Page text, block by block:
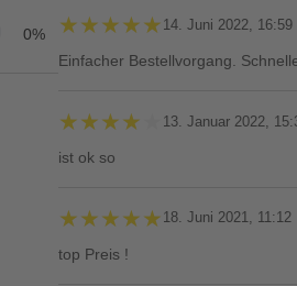
0% ★★★★★
★★★★★ 14. Juni 2022, 16:59
Einfacher Bestellvorgang.
★★★★★
★★★★★ 13. Januar 2022,
ist ok so
★★★★★
★★★★★ 18. Juni 2021, 11:12
top Preis !